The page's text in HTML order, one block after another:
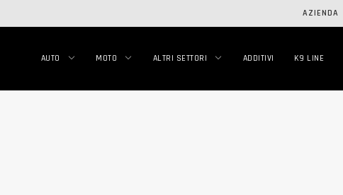
AZIENDA
AUTO MOTO ALTRI SETTORI ADDITIVI K9 LINE